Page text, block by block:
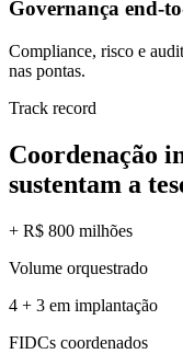
Governança end-
Compliance, risco e
nas pontas.
Track record
Coordenação
sustentam a
+ R$ 800 milhões
Volume orquestrado
4 + 3 em implantação
FIDCs coordenados